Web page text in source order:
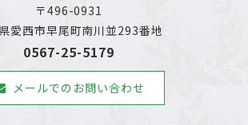
〒496-0931
愛西市早尾町南川並293番地
0567-25-5179
メールでのお問い合わせ